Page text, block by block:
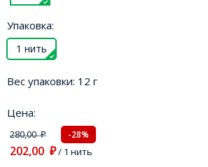
Упаковка:
1 нить
Вес упаковки: 12 г
Цена:
280,00₽ -28%
202,00 ₽/ 1 нить